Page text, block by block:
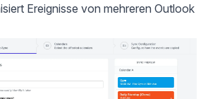
Ereignisse von mehreren Outlook